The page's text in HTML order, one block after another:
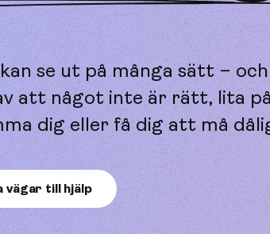
se ut på många sätt –
att något inte är rätt, lita
dig eller få dig att må
vägar till hjälp